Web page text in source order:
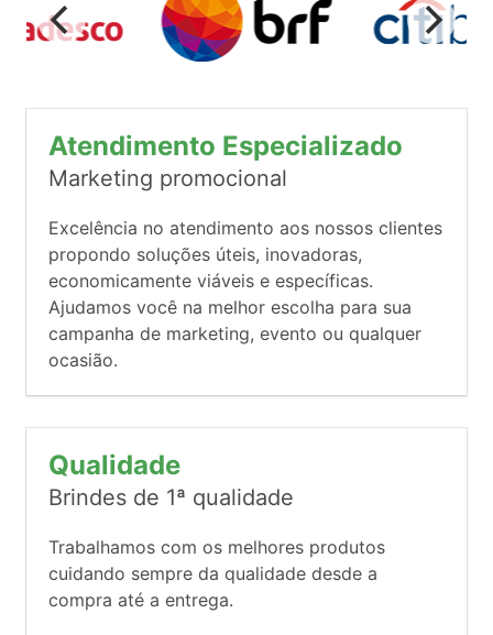
Atendimento Especializado
Marketing promocional
Excelência no atendimento aos nossos clientes
propondo soluções úteis, inovadoras,
economicamente viáveis e específicas.
Ajudamos você na melhor escolha para sua
campanha de marketing, evento ou qualquer
ocasião.
Qualidade
Brindes de 1ª qualidade
Trabalhamos com os melhores produtos
cuidando sempre da qualidade desde a
compra até a entrega.